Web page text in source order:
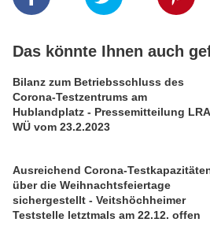
Das könnte Ihnen auch
Bilanz zum Betriebsschluss des
Corona-Testzentrums am
Hublandplatz - Pressemitteilung LRA
WÜ vom 23.2.2023
Ausreichend Corona-
über die Weihnachtsfeiertage
sichergestellt - Veitshöchheimer
Teststelle letztmals am 22.12. offen